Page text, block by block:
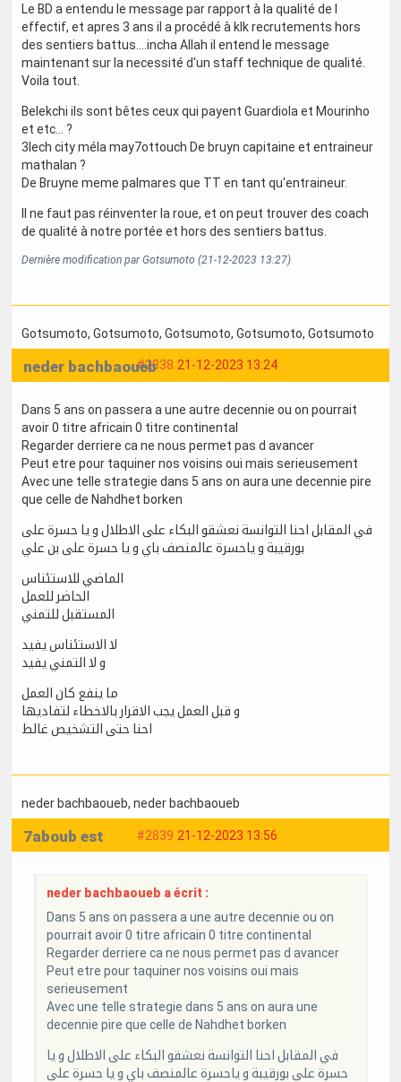
Le BD a entendu le message par rapport à la qualité de l
effectif, et apres 3 ans il a procédé à klk recrutements hors
des sentiers battus....incha Allah il entend le message
maintenant sur la necessité d'un staff technique de qualité.
Voila tout.
Belekchi ils sont bêtes ceux qui payent Guardiola et Mourinho
et etc... ?
3lech city méla may7ottouch De bruyn capitaine et entraineur
mathalan ?
De Bruyne meme palmares que TT en tant qu'entraineur.
Il ne faut pas réinventer la roue, et on peut trouver des coach
de qualité à notre portée et hors des sentiers battus.
Dernière modification par Gotsumoto (21-12-2023 13:27)
Gotsumoto, Gotsumoto, Gotsumoto, Gotsumoto, Gotsumoto
#2838 21-12-2023 13:24
neder bachbaoueb
Dans 5 ans on passera a une autre decennie ou on pourrait
avoir 0 titre africain 0 titre continental
Regarder derriere ca ne nous permet pas d avancer
Peut etre pour taquiner nos voisins oui mais serieusement
Avec une telle strategie dans 5 ans on aura une decennie pire
que celle de Nahdhet borken
في المقابل احنا التوانسة نعشقو البكاء على الاطلال و يا حسرة على
بورقيبة و ياحسرة عالمنصف باي و يا حسرة على بن علي
الماضي للاستئناس
الحاضر للعمل
المستقبل للتمني
لا الاستئناس يفيد
و لا التمني يفيد
ما ينفع كان العمل
و قبل العمل يجب الاقرار بالاخطاء لتفاديها
احنا حتى التشخيص غالط
neder bachbaoueb, neder bachbaoueb
#2839 21-12-2023 13:56
7aboub est
neder bachbaoueb a écrit :
Dans 5 ans on passera a une autre decennie ou on
pourrait avoir 0 titre africain 0 titre continental
Regarder derriere ca ne nous permet pas d avancer
Peut etre pour taquiner nos voisins oui mais
serieusement
Avec une telle strategie dans 5 ans on aura une
decennie pire que celle de Nahdhet borken
في المقابل احنا التوانسة نعشقو البكاء على الاطلال و يا
حسرة على بورقيبة و ياحسرة عالمنصف باي و يا حسرة على